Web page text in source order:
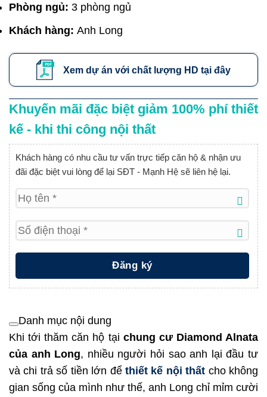
Phòng ngủ: 3 phòng ngủ
Khách hàng: Anh Long
Xem dự án với chất lượng HD tại đây
Khuyến mãi đặc biệt giảm 100% phí thiết
kế - khi thi công nội thất
Khách hàng có nhu cầu tư vấn trực tiếp căn hộ & nhận ưu
đãi đặc biệt vui lòng để lại SĐT - Mạnh Hệ sẽ liên hệ lại.
Danh mục nội dung
Khi tới thăm căn hộ tại chung cư Diamond Alnata
của anh Long, nhiều người hỏi sao anh lại đầu tư
và chi trả số tiền lớn để thiết kế nội thất cho không
gian sống của mình như thế, anh Long chỉ mỉm cười